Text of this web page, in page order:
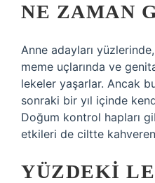
NE ZAMAN
Anne adayları
meme uçlarında ve
lekeler yaşarlar. Ancak
sonraki bir yıl içinde
Doğum kontrol hapları
etkileri de ciltte
YÜZDEKI